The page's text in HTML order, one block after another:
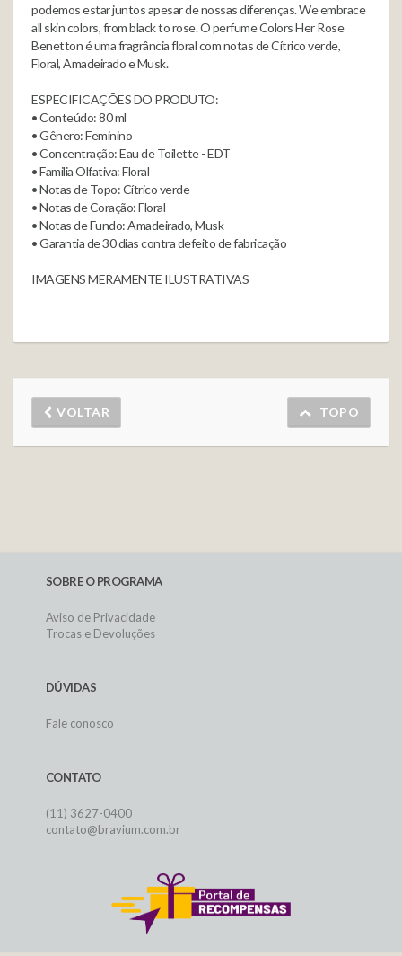
podemos estar juntos apesar de nossas diferenças. We embrace
all skin colors, from black to rose. O perfume Colors Her Rose
Benetton é uma fragrância floral com notas de Cítrico verde,
Floral, Amadeirado e Musk.
ESPECIFICAÇÕES DO PRODUTO:
• Conteúdo: 80 ml
• Gênero: Feminino
• Concentração: Eau de Toilette - EDT
• Familia Olfativa: Floral
• Notas de Topo: Cítrico verde
• Notas de Coração: Floral
• Notas de Fundo: Amadeirado, Musk
• Garantia de 30 dias contra defeito de fabricação
IMAGENS MERAMENTE ILUSTRATIVAS
VOLTAR TOPO
SOBRE O PROGRAMA
Aviso de Privacidade
Trocas e Devoluções
DÚVIDAS
Fale conosco
CONTATO
(11) 3627-0400
contato@bravium.com.br